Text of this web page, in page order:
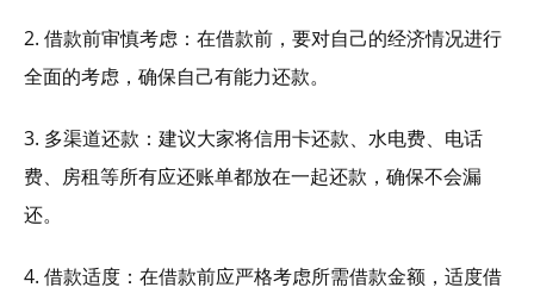
2. 借款前审慎考虑：在借款前，要对自己的经济情况进行
全面的考虑，确保自己有能力还款。
3. 多渠道还款：建议大家将信用卡还款、水电费、电话
费、房租等所有应还账单都放在一起还款，确保不会漏
还。
4. 借款适度：在借款前应严格考虑所需借款金额，适度借